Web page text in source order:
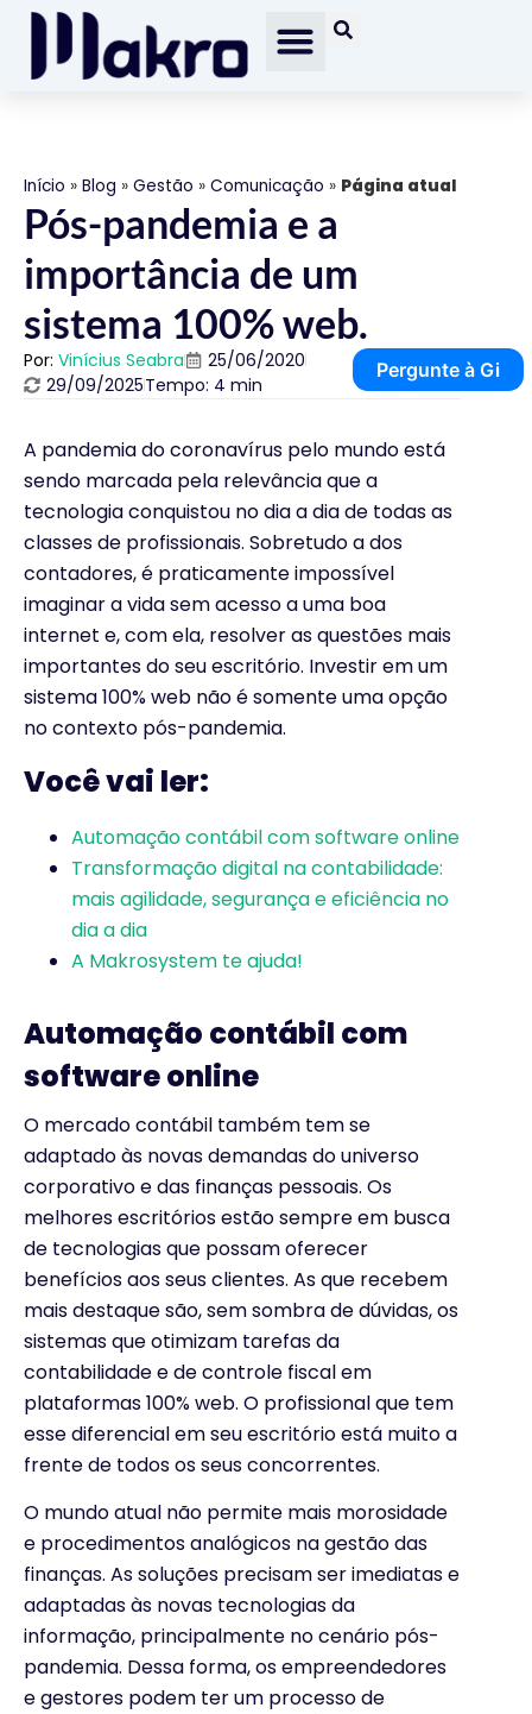
Início » Blog » Gestão » Comunicação » Página atual
Pós-pandemia e a
importância de um
sistema 100% web.
Por: Vinícius Seabra
25/06/2020
29/09/2025Tempo: 4 min
Pergunte à Gi
A pandemia do coronavírus pelo mundo está
sendo marcada pela relevância que a
tecnologia conquistou no dia a dia de todas as
classes de profissionais. Sobretudo a dos
contadores, é praticamente impossível
imaginar a vida sem acesso a uma boa
internet e, com ela, resolver as questões mais
importantes do seu escritório. Investir em um
sistema 100% web não é somente uma opção
no contexto pós-pandemia.
Você vai ler:
Automação contábil com software online
Transformação digital na contabilidade:
mais agilidade, segurança e eficiência no
dia a dia
A Makrosystem te ajuda!
Automação contábil com
software online
O mercado contábil também tem se
adaptado às novas demandas do universo
corporativo e das finanças pessoais. Os
melhores escritórios estão sempre em busca
de tecnologias que possam oferecer
benefícios aos seus clientes. As que recebem
mais destaque são, sem sombra de dúvidas, os
sistemas que otimizam tarefas da
contabilidade e de controle fiscal em
plataformas 100% web. O profissional que tem
esse diferencial em seu escritório está muito a
frente de todos os seus concorrentes.
O mundo atual não permite mais morosidade
e procedimentos analógicos na gestão das
finanças. As soluções precisam ser imediatas e
adaptadas às novas tecnologias da
informação, principalmente no cenário pós-
pandemia. Dessa forma, os empreendedores
e gestores podem ter um processo de